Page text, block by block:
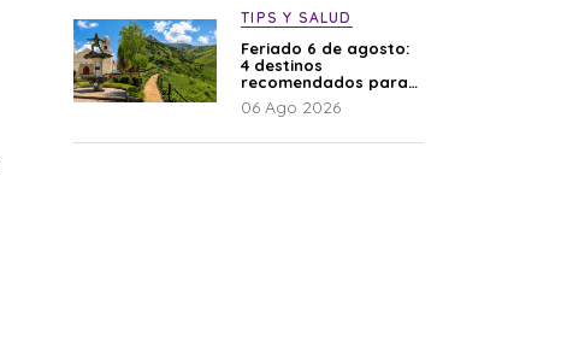
TIPS Y SALUD
Feriado 6 de agosto:
4 destinos
recomendados para
disfrutar el descanso
06 Ago 2026